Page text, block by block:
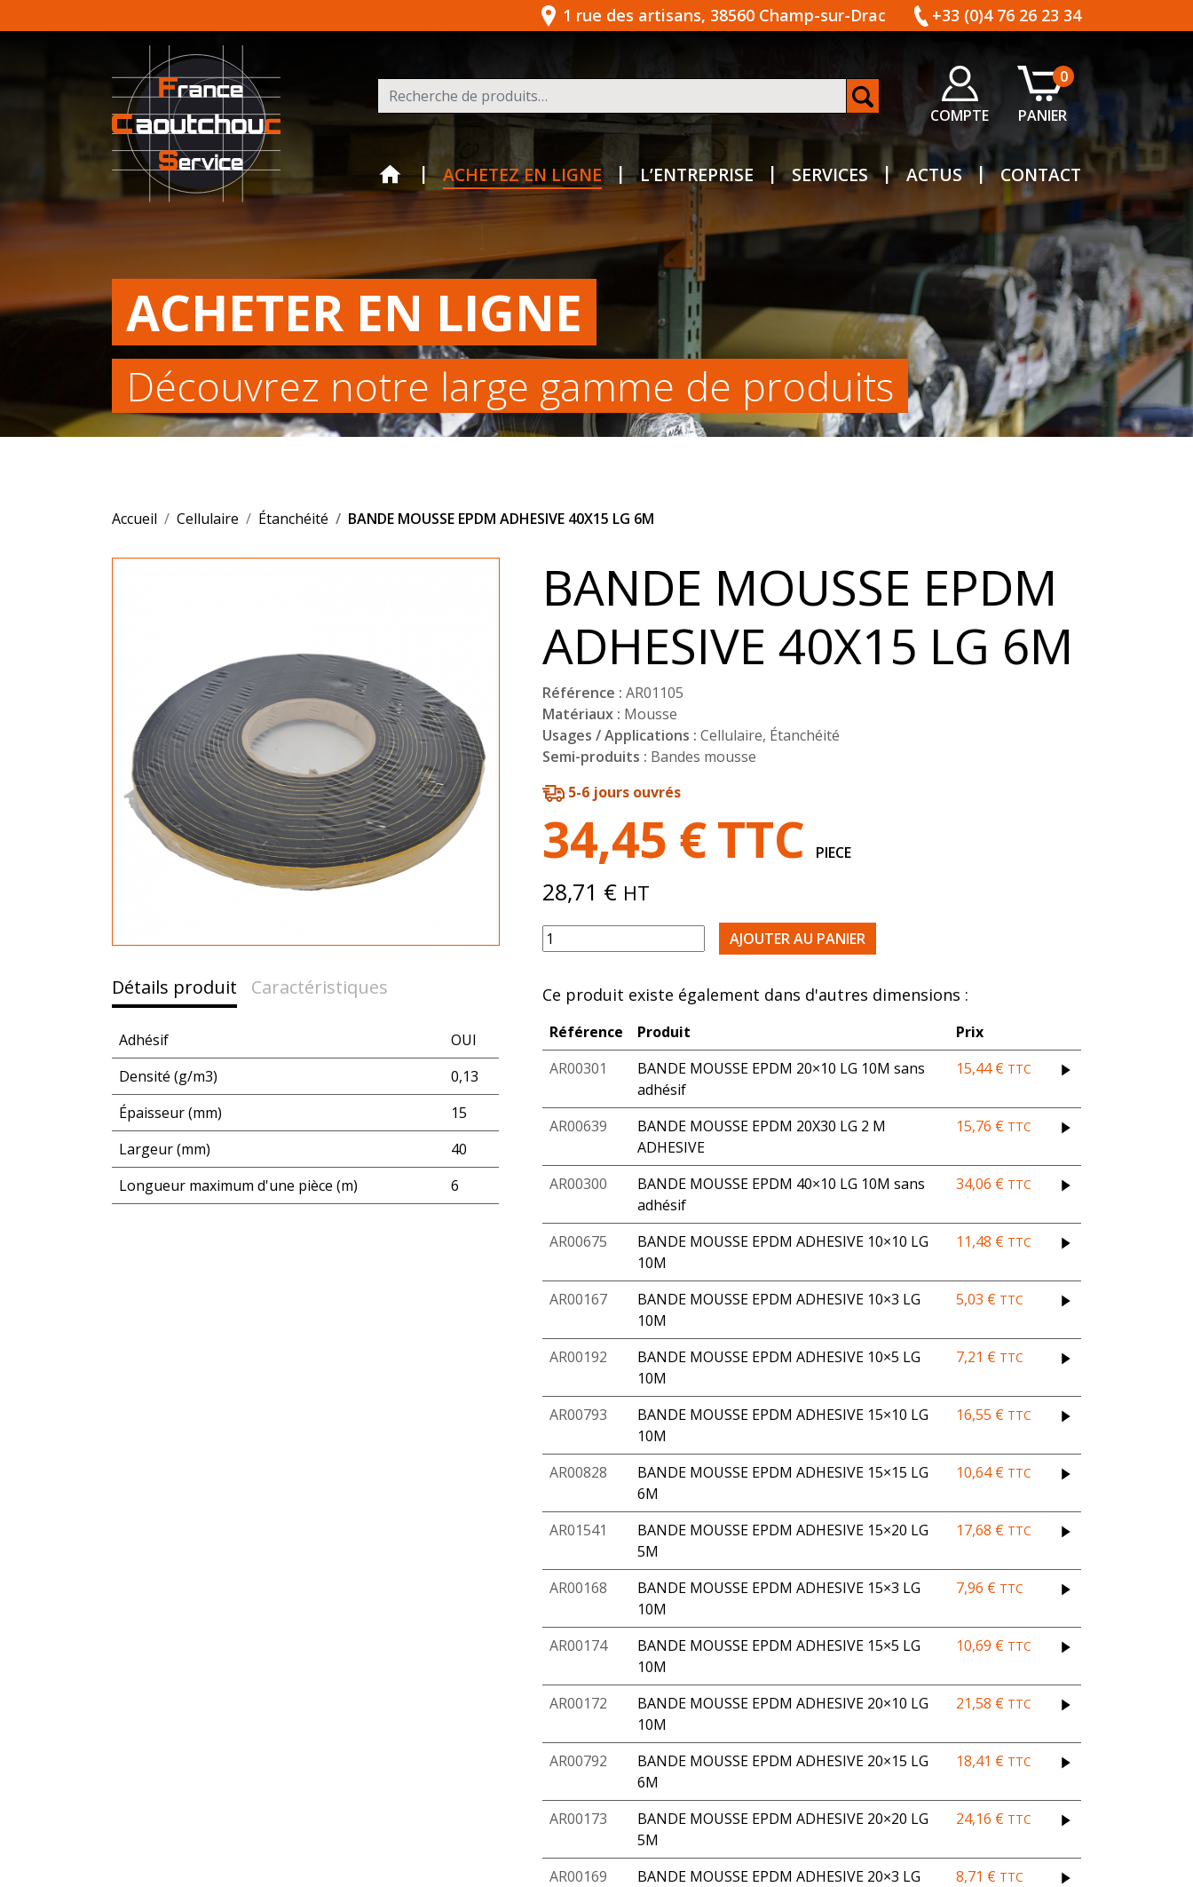
1 rue des artisans, 38560 Champ-sur-Drac +33 (0)4 76 26 23 34
COMPTE
0
PANIER
Recherche pour :
ACHETEZ EN LIGNE L’ENTREPRISE SERVICES ACTUS CONTACT
ACHETER EN LIGNE
Découvrez notre large gamme de produits
Accueil Cellulaire Étanchéité BANDE MOUSSE EPDM ADHESIVE 40X15 LG 6M
Détails produit Caractéristiques
Adhésif
OUI
Densité (g/m3)
0,13
Épaisseur (mm)
15
Largeur (mm)
40
Longueur maximum d'une pièce (m)
6
BANDE MOUSSE EPDM
ADHESIVE 40X15 LG 6M
Référence : AR01105
Matériaux : Mousse
Usages / Applications : Cellulaire, Étanchéité
Semi-produits : Bandes mousse
5-6 jours ouvrés
34,45 €TTC PIECE
28,71 € HT
quantité de BANDE MOUSSE EPDM ADHESIVE 40X15 LG 6M
AJOUTER AU PANIER
Ce produit existe également dans d'autres dimensions :
Référence Produit
Prix
AR00301
BANDE MOUSSE EPDM 20×10 LG 10M sans
adhésif
15,44€ TTC
AR00639
BANDE MOUSSE EPDM 20X30 LG 2 M
ADHESIVE
15,76 € TTC
AR00300
BANDE MOUSSE EPDM 40×10 LG 10M sans
adhésif
34,06 € TTC
AR00675
BANDE MOUSSE EPDM ADHESIVE 10×10 LG
10M
11,48 € TTC
AR00167
BANDE MOUSSE EPDM ADHESIVE 10×3 LG
10M
5,03 € TTC
AR00192
BANDE MOUSSE EPDM ADHESIVE 10×5 LG
10M
7,21 € TTC
AR00793
BANDE MOUSSE EPDM ADHESIVE 15×10 LG
10M
16,55 € TTC
AR00828
BANDE MOUSSE EPDM ADHESIVE 15×15 LG
6M
10,64€ TTC
AR01541
BANDE MOUSSE EPDM ADHESIVE 15×20 LG
5M
17,68 € TTC
AR00168
BANDE MOUSSE EPDM ADHESIVE 15×3 LG
10M
7,96 € TTC
AR00174
BANDE MOUSSE EPDM ADHESIVE 15×5 LG
10M
10,69 € TTC
AR00172
BANDE MOUSSE EPDM ADHESIVE 20×10 LG
10M
21,58 € TTC
AR00792
BANDE MOUSSE EPDM ADHESIVE 20×15 LG
6M
18,41 € TTC
AR00173
BANDE MOUSSE EPDM ADHESIVE 20×20 LG
5M
24,16 € TTC
AR00169
BANDE MOUSSE EPDM ADHESIVE 20×3 LG
8,71 € TTC